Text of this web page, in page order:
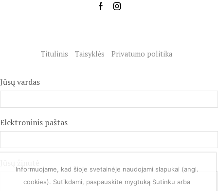
Titulinis Taisyklės Privatumo politika
Jūsų vardas
Elektroninis paštas
Informuojame, kad šioje svetainėje naudojami slapukai (angl.
cookies). Sutikdami, paspauskite mygtuką Sutinku arba